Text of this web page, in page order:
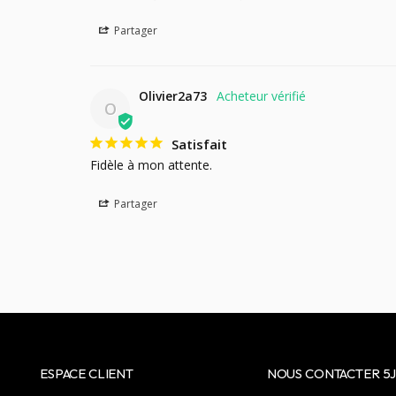
Partager
O
Olivier2a73
Satisfait
Fidèle à mon attente.
Partager
ESPACE CLIENT NOUS CONTACTER